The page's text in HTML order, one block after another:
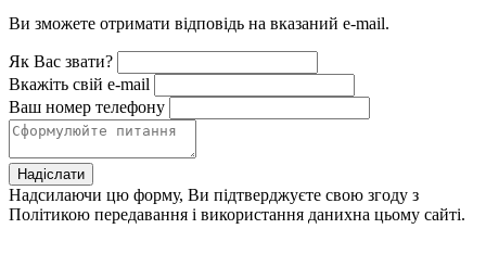
Ви зможете отримати відповідь на вказаний e-mail.
Як Вас звати?
Вкажіть свій e-mail
Ваш номер телефону
Надіслати
Надсилаючи цю форму, Ви підтверджуєте свою згоду з
Політикою передавання і використання данихна цьому сайті.